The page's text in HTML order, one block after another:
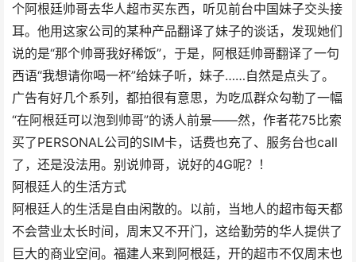
个阿根廷帅哥去华人超市买东西，听见前台中国妹子交头接
耳。他用这家公司的某种产品翻译了妹子的谈话，发现她们
说的是“那个帅哥我好稀饭”，于是，阿根廷帅哥翻译了一句
西语“我想请你喝一杯”给妹子听，妹子……自然是点头了。
广告有好几个系列，都拍很有意思，为吃瓜群众勾勒了一幅
“在阿根廷可以泡到帅哥”的诱人前景——然，作者花75比索
买了PERSONAL公司的SIM卡，话费也充了、服务台也call
了，还是没法用。别说帅哥，说好的4G呢？！
阿根廷人的生活方式
阿根廷人的生活是自由闲散的。以前，当地人的超市每天都
不会营业太长时间，周末又不开门，这给勤劳的华人提供了
巨大的商业空间。福建人来到阿根廷，开的超市不仅周末也